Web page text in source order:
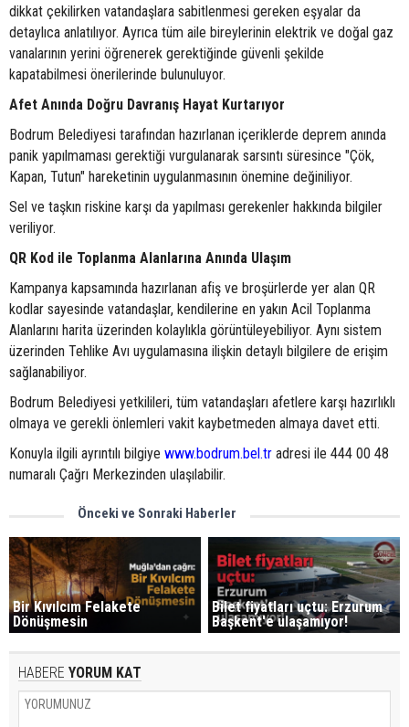
dikkat çekilirken vatandaşlara sabitlenmesi gereken eşyalar da
detaylıca anlatılıyor. Ayrıca tüm aile bireylerinin elektrik ve doğal gaz
vanalarının yerini öğrenerek gerektiğinde güvenli şekilde
kapatabilmesi önerilerinde bulunuluyor.
Afet Anında Doğru Davranış Hayat Kurtarıyor
Bodrum Belediyesi tarafından hazırlanan içeriklerde deprem anında
panik yapılmaması gerektiği vurgulanarak sarsıntı süresince "Çök,
Kapan, Tutun" hareketinin uygulanmasının önemine değiniliyor.
Sel ve taşkın riskine karşı da yapılması gerekenler hakkında bilgiler
veriliyor.
QR Kod ile Toplanma Alanlarına Anında Ulaşım
Kampanya kapsamında hazırlanan afiş ve broşürlerde yer alan QR
kodlar sayesinde vatandaşlar, kendilerine en yakın Acil Toplanma
Alanlarını harita üzerinden kolaylıkla görüntüleyebiliyor. Aynı sistem
üzerinden Tehlike Avı uygulamasına ilişkin detaylı bilgilere de erişim
sağlanabiliyor.
Bodrum Belediyesi yetkilileri, tüm vatandaşları afetlere karşı hazırlıklı
olmaya ve gerekli önlemleri vakit kaybetmeden almaya davet etti.
Konuyla ilgili ayrıntılı bilgiye www.bodrum.bel.tr adresi ile 444 00 48
numaralı Çağrı Merkezinden ulaşılabilir.
Önceki ve Sonraki Haberler
Bir Kıvılcım Felakete
Dönüşmesin
Bilet fiyatları uçtu: Erzurum
Başkent'e ulaşamıyor!
HABERE YORUM KAT